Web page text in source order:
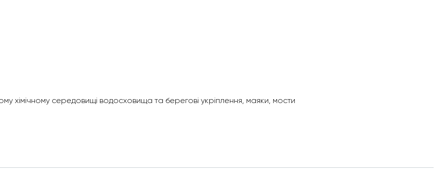
хімічному середовищі водосховища та берегові укріплення, маяки, мости